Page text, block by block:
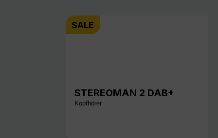
SALE
STEREOMAN 2 DAB+
Kopfhörer